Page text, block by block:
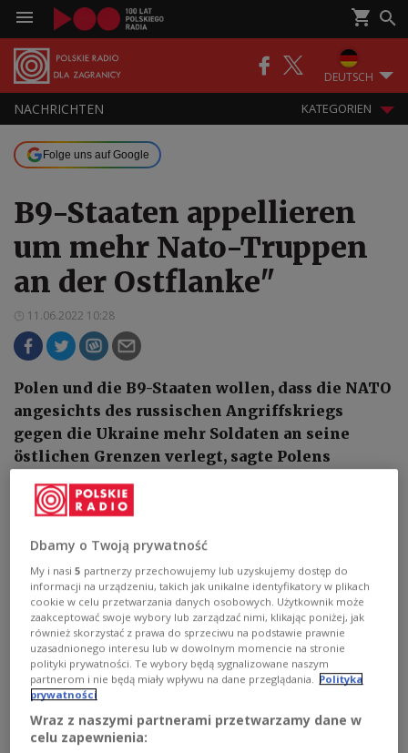
DEUTSCH
NACHRICHTEN KATEGORIEN
Folge uns auf Google
B9-Staaten appellieren
um mehr Nato-Truppen
an der Ostflanke"
11.06.2022 10:28
Polen und die B9-Staaten wollen, dass die NATO
angesichts des russischen Angriffskriegs
gegen die Ukraine mehr Soldaten an seine
östlichen Grenzen verlegt, sagte Polens
Staatspräsident Andrzej Duda beim
Gipfeltreffen der Bukarest Neun (B9) in
Dbamy o Twoją prywatność
My i nasi5 partnerzy przechowujemy lub uzyskujemy dostęp do
informacji na urządzeniu, takich jak unikalne identyfikatory w plikach
cookie w celu przetwarzania danych osobowych. Użytkownik może
zaakceptować swoje wybory lub zarządzać nimi, klikając poniżej, jak
również skorzystać z prawa do sprzeciwu na podstawie prawnie
uzasadnionego interesu lub w dowolnym momencie na stronie
polityki prywatności. Te wybory będą sygnalizowane naszym
partnerom i nie będą miały wpływu na dane przeglądania.
Polityka
prywatności
Wraz z naszymi partnerami przetwarzamy dane w
celu zapewnienia: